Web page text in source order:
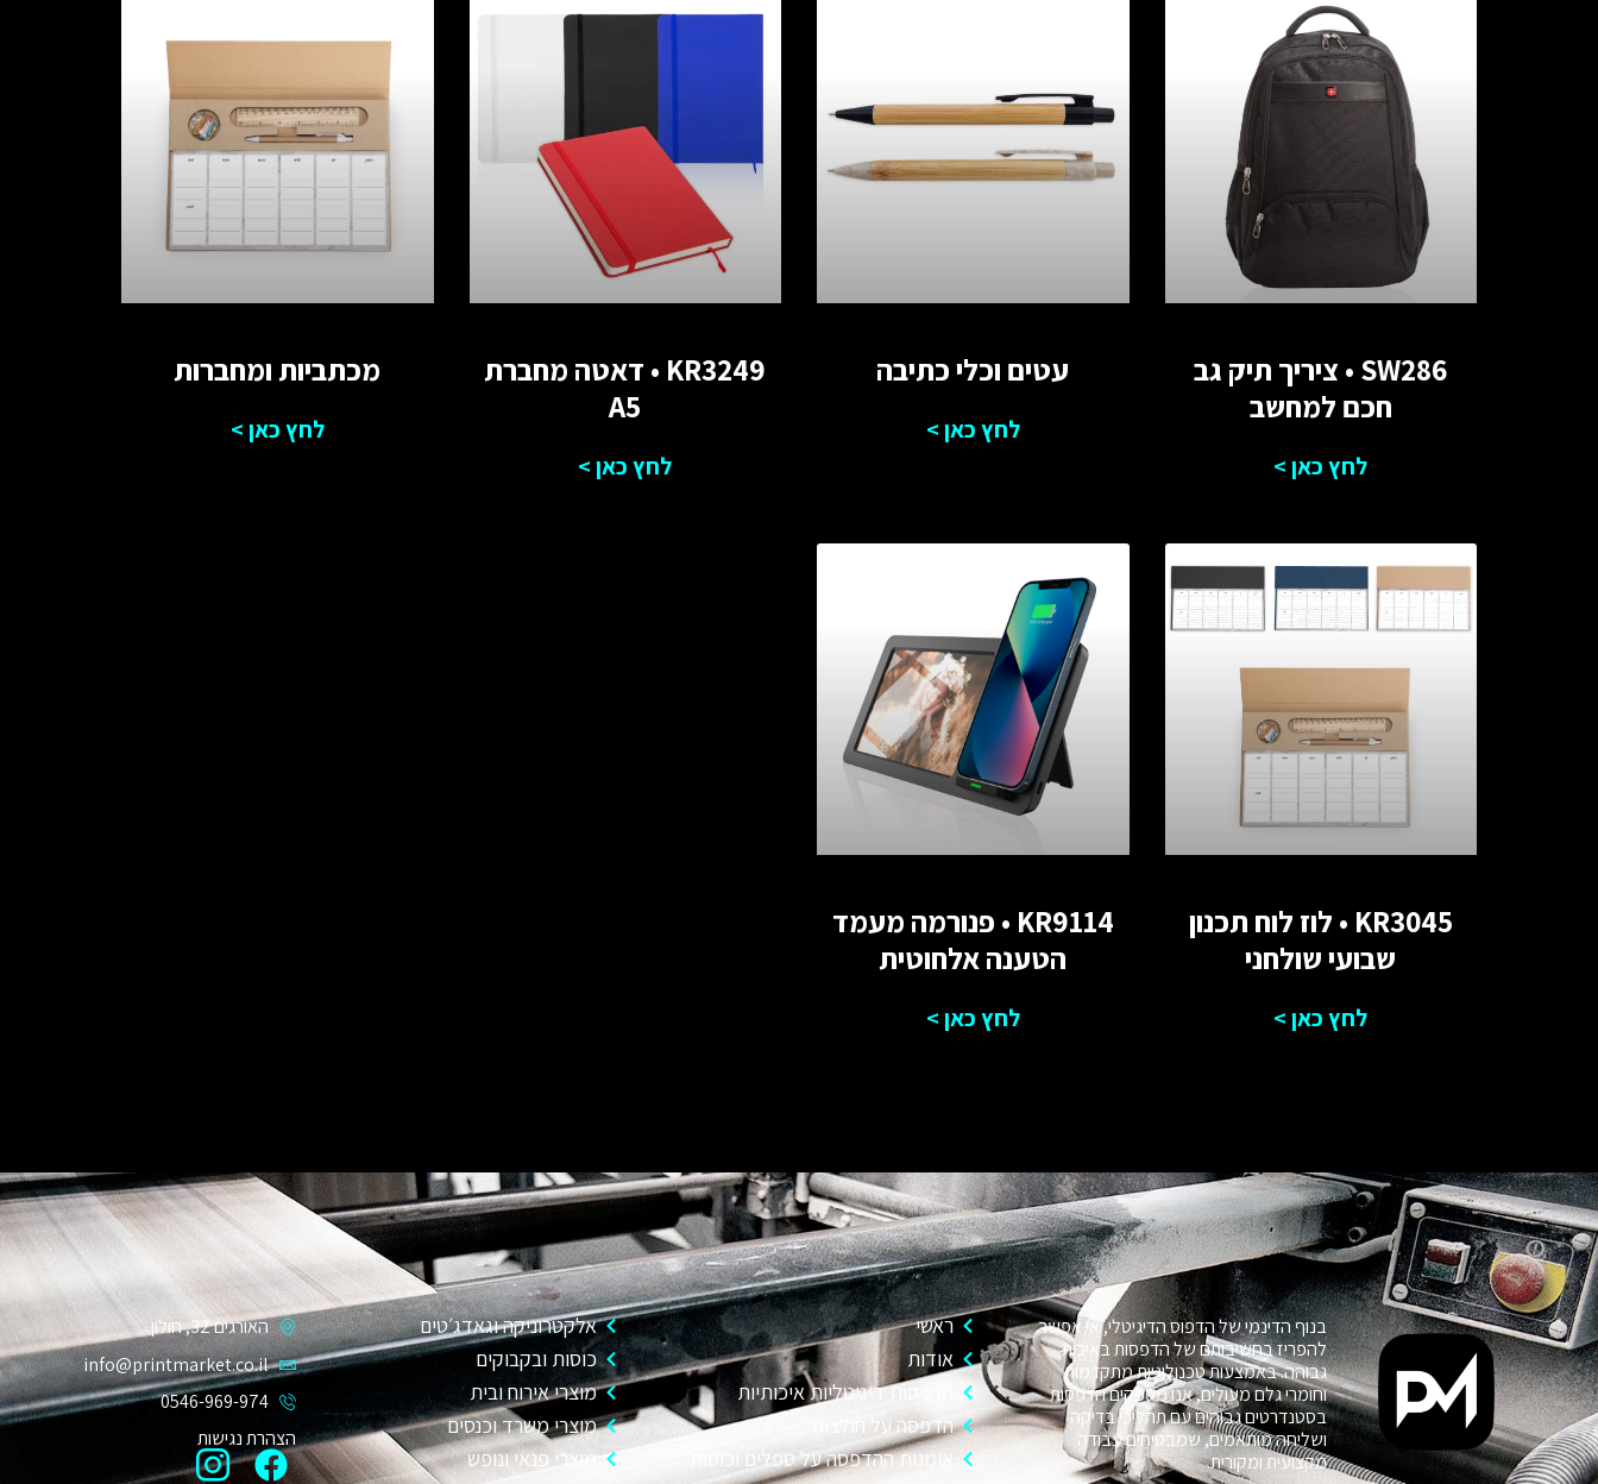
SW286 • ציריך תיק גב
חכם למחשב
לחץ כאן >
עטים וכלי כתיבה
לחץ כאן >
KR3249 • דאטה מחברת
A5
לחץ כאן >
מכתביות ומחברות
לחץ כאן >
KR3045 • לוז לוח תכנון
שבועי שולחני
לחץ כאן >
KR9114 • פנורמה מעמד
הטענה אלחוטית
לחץ כאן >
בנוף הדינמי של הדפוס הדיגיטלי, אי אפשר
להפריז בחשיבותם של הדפסות באיכות
גבוהה. באמצעות טכנולוגיות מתקדמות
וחומרי גלם מעולים, אנו מספקים הדפסות
בסטנדרטים גבוהים עם תהליכי בדיקה
ושליחה מותאמים, שמבטיחים עבודה
מקצועית ומקורית.
ראשי
אודות
הדפסות דיגיטליות איכותיות
הדפסה על חולצות
אומנות ההדפסה על ספלים וכוסות
אלקטרוניקה וגאדג׳טים
כוסות ובקבוקים
מוצרי אירוח ובית
מוצרי משרד וכנסים
מוצרי פנאי ונופש
האורגים 32, חולון
info@printmarket.co.il
0546-969-974
הצהרת נגישות